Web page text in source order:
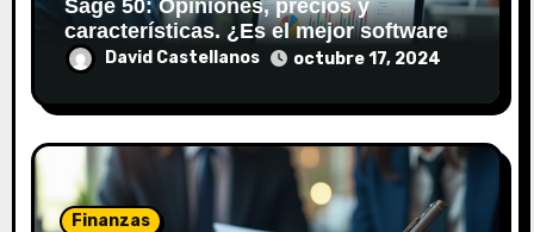
a
s
Sage 50: Opiniones, precios y
características. ¿Es el mejor software
de contabilidad?
David Castellanos octubre 17, 2024
Finanzas